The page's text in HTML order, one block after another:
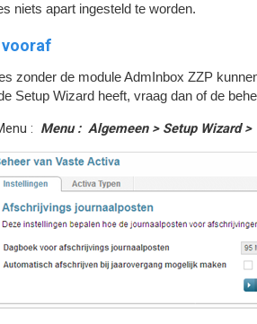
niets apart ingesteld te worden.
zonder de module AdmInbox ZZP
Setup Wizard heeft, vraag dan of de
: Menu : Algemeen >Setup Wizard